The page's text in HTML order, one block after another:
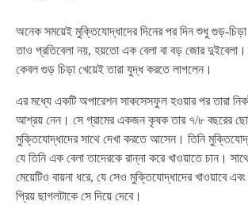
অনেক সময়েই মুক্তিযোদ্ধাদের দিনের পর দিন শুধু গুড়-
তাও প্রতিবেলা নয়, হয়তো এক বেলা বা বড় জোর
কেবল গুড় চিড়া খেয়েই তারা যুদ্ধ করতে লাগলেন।
এর মধ্যে একটি অপারেশন সাকসেসফুল হওয়ার পর তারা
আশ্রয় নেন। সে গ্রামের একজন কৃষক তার ৭/৮ বছরের
মুক্তিযোদ্ধাদের সাথে দেখা করতে আসেন। তিনি
যে তিনি এক বেলা তাদেরকে রান্না করে খাওয়াতে চান।
মেয়েটিও বায়না ধরে, যে সেও মুক্তিযোদ্ধাদের খাওয়াবে
প্রিয় ছাগলটাকে সে দিয়ে দেবে।